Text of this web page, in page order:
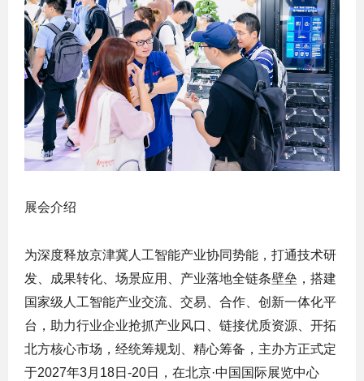
展会介绍
为深度释放京津冀人工智能产业协同势能，打通技术研
发、成果转化、场景应用、产业落地全链条壁垒，搭建
国家级人工智能产业交流、交易、合作、创新一体化平
台，助力行业企业抢抓产业风口、链接优质资源、开拓
北方核心市场，经统筹规划、精心筹备，主办方正式定
于2027年3月18日-20日，在北京·中国国际展览中心